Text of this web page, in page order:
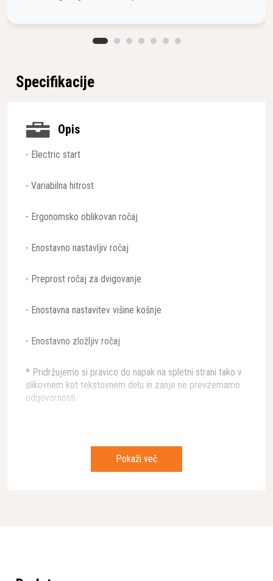
Specifikacije
Opis
- Electric start
- Variabilna hitrost
- Ergonomsko oblikovan ročaj
- Enostavno nastavljiv ročaj
- Preprost ročaj za dvigovanje
- Enostavna nastavitev višine košnje
- Enostavno zložljiv ročaj
* Pridržujemo si pravico do napak na spletni strani tako v
slikovnem kot tekstovnem delu in zanje ne prevzemamo
odgovornosti.
Na voljo kot dodatna
oprema
Pokaži več